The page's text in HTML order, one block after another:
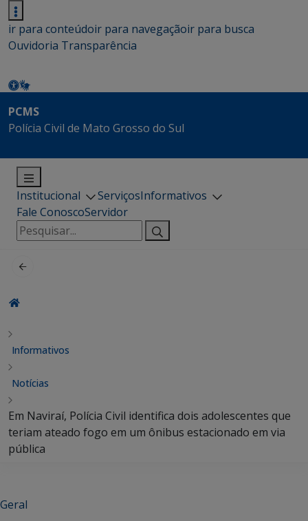
ir para conteúdoir para navegaçãoir para busca
Ouvidoria Transparência
PCMS
Polícia Civil de Mato Grosso do Sul
Institucional ServiçosInformativos
Fale ConoscoServidor
Pesquisar
por:
Informativos
Notícias
Em Naviraí, Polícia Civil identifica dois adolescentes que
teriam ateado fogo em um ônibus estacionado em via
pública
Geral